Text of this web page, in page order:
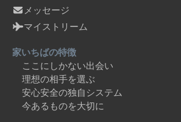
メッセージ
マイストリーム
家いちばの特徴
ここにしかない出会い
理想の相手を選ぶ
安心安全の独自システム
今あるものを大切に